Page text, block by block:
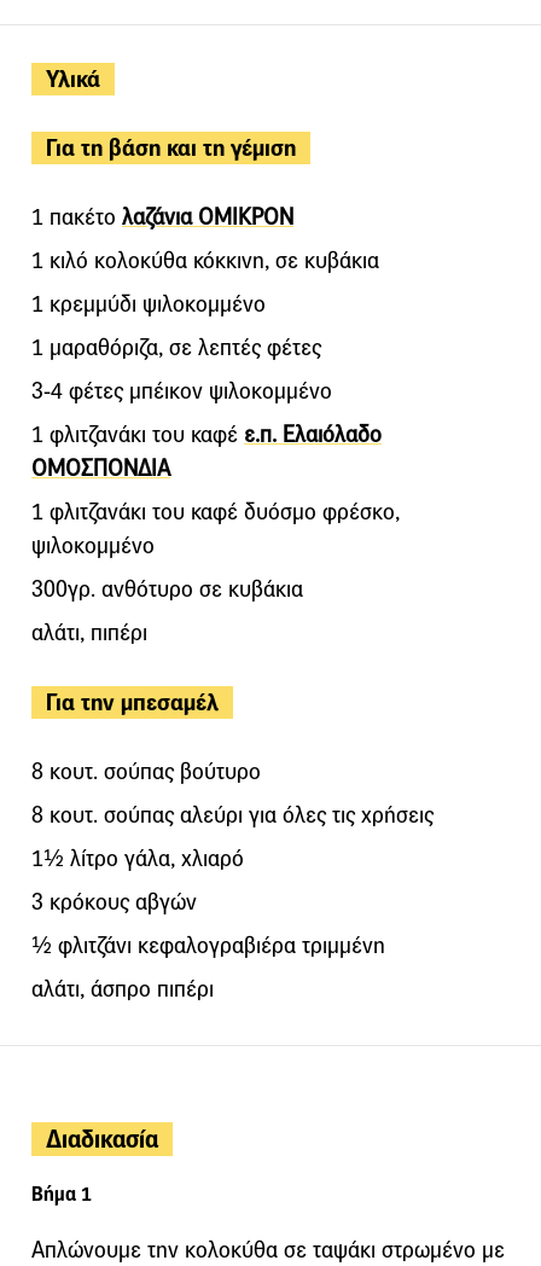
Υλικά
Για τη βάση και τη γέμιση
1 πακέτο λαζάνια ΟΜΙΚΡΟΝ
1 κιλό κολοκύθα κόκκινη, σε κυβάκια
1 κρεμμύδι ψιλοκομμένο
1 μαραθόριζα, σε λεπτές φέτες
3-4 φέτες μπέικον ψιλοκομμένο
1 φλιτζανάκι του καφέ ε.π. Ελαιόλαδο
ΟΜΟΣΠΟΝΔΙΑ
1 φλιτζανάκι του καφέ δυόσμο φρέσκο,
ψιλοκομμένο
300γρ. ανθότυρο σε κυβάκια
αλάτι, πιπέρι
Για την μπεσαμέλ
8 κουτ. σούπας βούτυρο
8 κουτ. σούπας αλεύρι για όλες τις χρήσεις
1½ λίτρο γάλα, χλιαρό
3 κρόκους αβγών
½ φλιτζάνι κεφαλογραβιέρα τριμμένη
αλάτι, άσπρο πιπέρι
Διαδικασία
Βήμα 1
Απλώνουμε την κολοκύθα σε ταψάκι στρωμένο με